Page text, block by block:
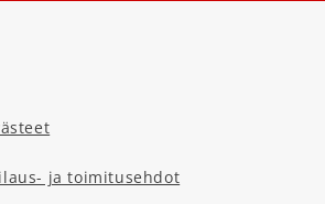
ja toimitusehdot